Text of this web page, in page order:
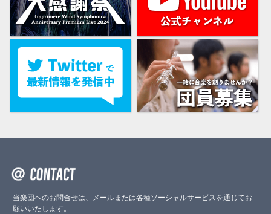
当楽団へのお問合せは、メールまたは各種ソーシャルサービスを通じてお
願いいたします。